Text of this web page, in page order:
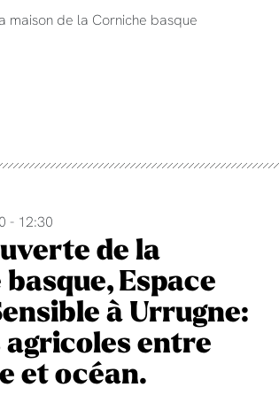
maison de la Corniche basque
- 12:30
de la
Espace
à Urrugne:
agricoles entre
et océan.